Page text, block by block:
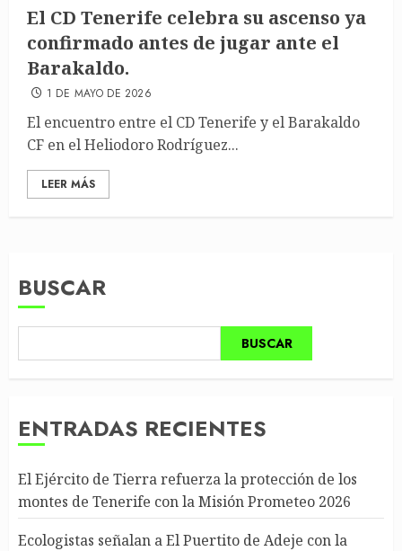
El CD Tenerife celebra su ascenso ya
confirmado antes de jugar ante el
Barakaldo.
1 DE MAYO DE 2026
El encuentro entre el CD Tenerife y el Barakaldo
CF en el Heliodoro Rodríguez...
LEER MÁS
BUSCAR
BUSCAR
ENTRADAS RECIENTES
El Ejército de Tierra refuerza la protección de los
montes de Tenerife con la Misión Prometeo 2026
Ecologistas señalan a El Puertito de Adeje con la